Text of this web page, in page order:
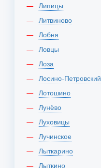
Липицы
Литвиново
Лобня
Ловцы
Лоза
Лосино-Петровский
Лотошино
Лунёво
Луховицы
Лучинское
Лыткарино
Лыткино